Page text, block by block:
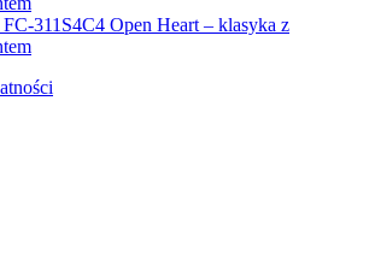
311S4C4 Open Heart – klasyka z